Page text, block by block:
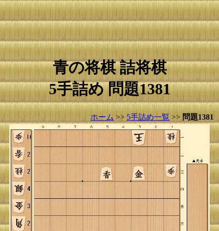
青の将棋 詰将棋
5手詰め 問題1381
ホーム >> 5手詰め一覧 >> 問題1381